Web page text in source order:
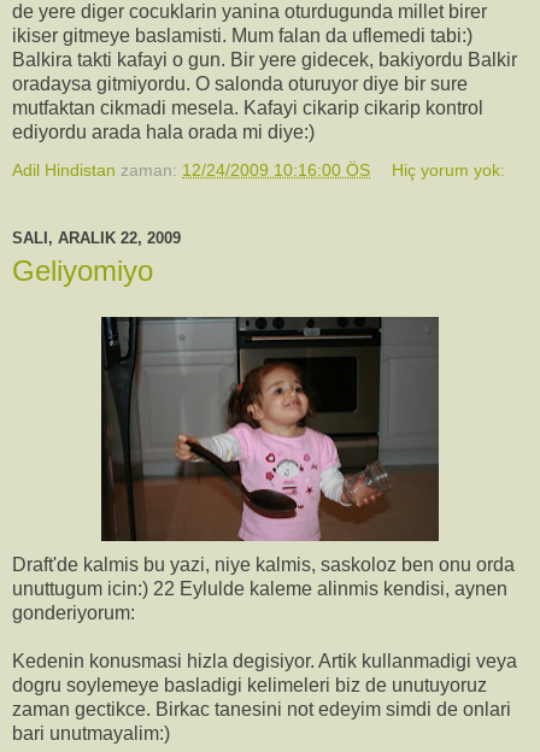
de yere diger cocuklarin yanina oturdugunda millet birer
ikiser gitmeye baslamisti. Mum falan da uflemedi tabi:)
Balkira takti kafayi o gun. Bir yere gidecek, bakiyordu Balkir
oradaysa gitmiyordu. O salonda oturuyor diye bir sure
mutfaktan cikmadi mesela. Kafayi cikarip cikarip kontrol
ediyordu arada hala orada mi diye:)
Adil Hindistan zaman: 12/24/2009 10:16:00 ÖS Hiç yorum yok:
SALI, ARALIK 22, 2009
Geliyomiyo
Draft'de kalmis bu yazi, niye kalmis, saskoloz ben onu orda
unuttugum icin:) 22 Eylulde kaleme alinmis kendisi, aynen
gonderiyorum:
Kedenin konusmasi hizla degisiyor. Artik kullanmadigi veya
dogru soylemeye basladigi kelimeleri biz de unutuyoruz
zaman gectikce. Birkac tanesini not edeyim simdi de onlari
bari unutmayalim:)